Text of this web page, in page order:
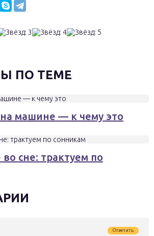
ПО ТЕМЕ
на машине — к чему это
сне: трактуем по
Ответить